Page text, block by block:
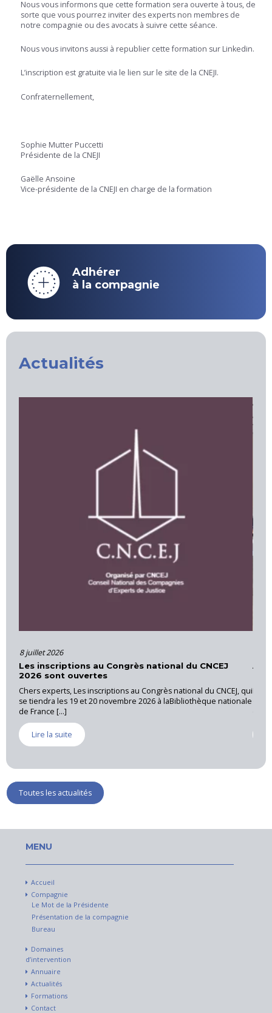
Nous vous informons que cette formation sera ouverte à tous, de
sorte que vous pourrez inviter des experts non membres de
notre compagnie ou des avocats à suivre cette séance.
Nous vous invitons aussi à republier cette formation sur Linkedin.
L’inscription est gratuite via le lien sur le site de la CNEJI.
Confraternellement,
Sophie Mutter Puccetti
Présidente de la CNEJI
Gaëlle Ansoine
Vice-présidente de la CNEJI en charge de la formation
Adhérer
à la compagnie
Actualités
2026
inscriptions au Congrès national du CNCEJ
sont ouvertes
experts, Les inscriptions au Congrès national du CNCEJ, qui
les 19 et 20 novembre 2026 à laBibliothèque nationale
[...]
la suite
Actions et
La CNEJI a
Cannet des
Lire la suite
Toutes les actualités
MENU
Accueil
Compagnie
Le Mot de la Présidente
Présentation de la compagnie
Bureau
Domaines
d’intervention
Annuaire
Actualités
Formations
Contact